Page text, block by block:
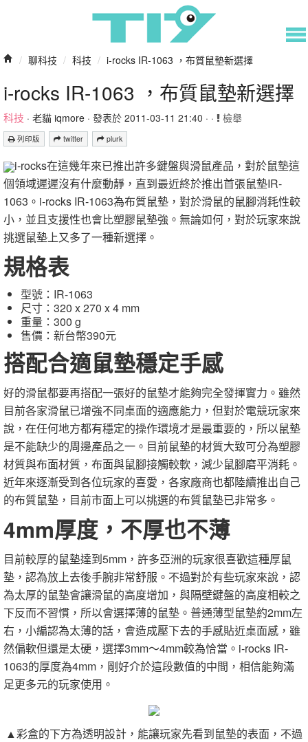
/ 聊科技 / 科技 / i-rocks IR-1063 ，布質鼠墊新選擇
i-rocks IR-1063 ，布質鼠墊新選擇
科技 · 老貓 iqmore · 發表於 2011-03-11 21:40 · · 檢舉
列印版 twitter plurk
i-rocks在這幾年來已推出許多鍵盤與滑鼠產品，對於鼠墊這
個領域遲遲沒有什麼動靜，直到最近終於推出首張鼠墊IR-
1063。i-rocks IR-1063為布質鼠墊，對於滑鼠的鼠腳消耗性較
小，並且支援性也會比塑膠鼠墊強。無論如何，對於玩家來說
挑選鼠墊上又多了一種新選擇。
規格表
型號：IR-1063
尺寸：320 x 270 x 4 mm
重量：300 g
售價：新台幣390元
搭配合適鼠墊穩定手感
好的滑鼠都要再搭配一張好的鼠墊才能夠完全發揮實力。雖然
目前各家滑鼠已增強不同桌面的適應能力，但對於電競玩家來
說，在任何地方都有穩定的操作環境才是最重要的，所以鼠墊
是不能缺少的周邊產品之一。目前鼠墊的材質大致可分為塑膠
材質與布面材質，布面與鼠腳接觸較軟，減少鼠腳磨平消耗。
近年來逐漸受到各位玩家的喜愛，各家廠商也都陸續推出自己
的布質鼠墊，目前市面上可以挑選的布質鼠墊已非常多。
4mm厚度，不厚也不薄
目前較厚的鼠墊達到5mm，許多亞洲的玩家很喜歡這種厚鼠
墊，認為放上去後手腕非常舒服。不過對於有些玩家來說，認
為太厚的鼠墊會讓滑鼠的高度增加，與隔壁鍵盤的高度相較之
下反而不習慣，所以會選擇薄的鼠墊。普通薄型鼠墊約2mm左
右，小編認為太薄的話，會造成壓下去的手感貼近桌面感，雖
然偏軟但還是太硬，選擇3mm～4mm較為恰當。i-rocks IR-
1063的厚度為4mm，剛好介於這段數值的中間，相信能夠滿
足更多元的玩家使用。
▲彩盒的下方為透明設計，能讓玩家先看到鼠墊的表面，不過